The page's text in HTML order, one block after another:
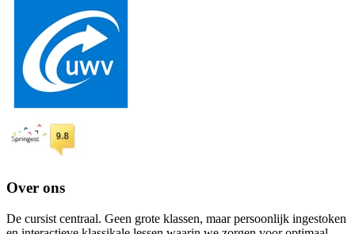
Over ons
De cursist centraal. Geen grote klassen, maar persoonlijk ingestoken